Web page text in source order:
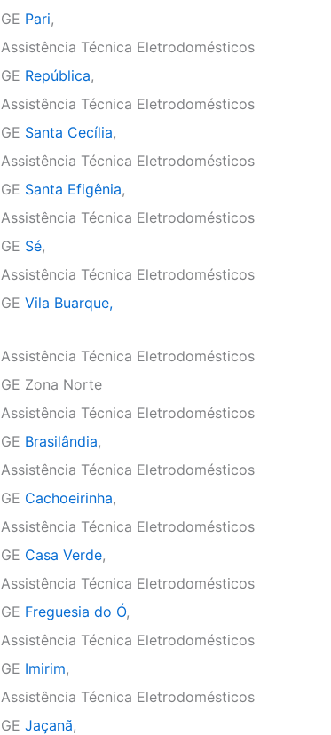
GE Pari,
Assistência Técnica Eletrodomésticos
GE República,
Assistência Técnica Eletrodomésticos
GE Santa Cecília,
Assistência Técnica Eletrodomésticos
GE Santa Efigênia,
Assistência Técnica Eletrodomésticos
GE Sé,
Assistência Técnica Eletrodomésticos
GE Vila Buarque,
Assistência Técnica Eletrodomésticos
GE Zona Norte
Assistência Técnica Eletrodomésticos
GE Brasilândia,
Assistência Técnica Eletrodomésticos
GE Cachoeirinha,
Assistência Técnica Eletrodomésticos
GE Casa Verde,
Assistência Técnica Eletrodomésticos
GE Freguesia do Ó,
Assistência Técnica Eletrodomésticos
GE Imirim,
Assistência Técnica Eletrodomésticos
GE Jaçanã,